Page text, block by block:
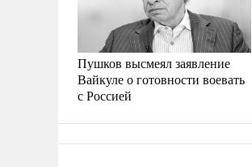
Пушков высмеял заявление
Вайкуле о готовности воевать
с Россией